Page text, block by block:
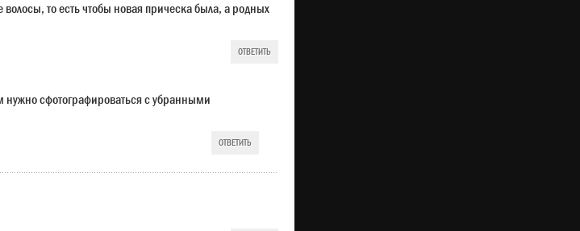
то есть чтобы новая прическа была, а родных
ОТВЕТИТЬ
сфотографироваться с убранными
ОТВЕТИТЬ